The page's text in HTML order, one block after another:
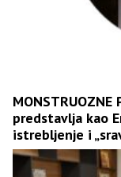
MONSTRUOZNE
predstavlja kao
istrebljenje i